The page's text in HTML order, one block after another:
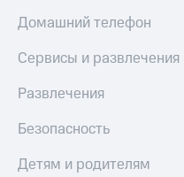
Домашний телефон
Сервисы и развлечения
Развлечения
Безопасность
Детям и родителям